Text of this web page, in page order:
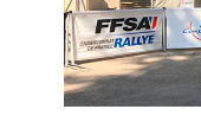
CALENDRIER
FOCUS